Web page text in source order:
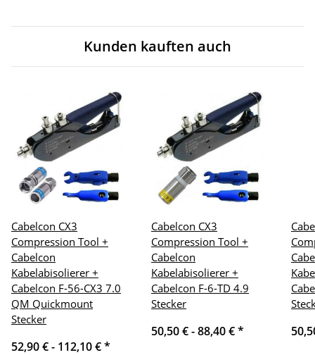
Kunden kauften auch
Cabelcon CX3
Compression Tool +
Cabelcon
Kabelabisolierer +
Cabelcon F-56-CX3 7.0
QM Quickmount
Stecker
52,90 € - 112,10 €*
Cabelcon CX3
Compression Tool +
Cabelcon
Kabelabisolierer +
Cabelcon F-6-TD 4.9
Stecker
50,50 € -88,40 €*